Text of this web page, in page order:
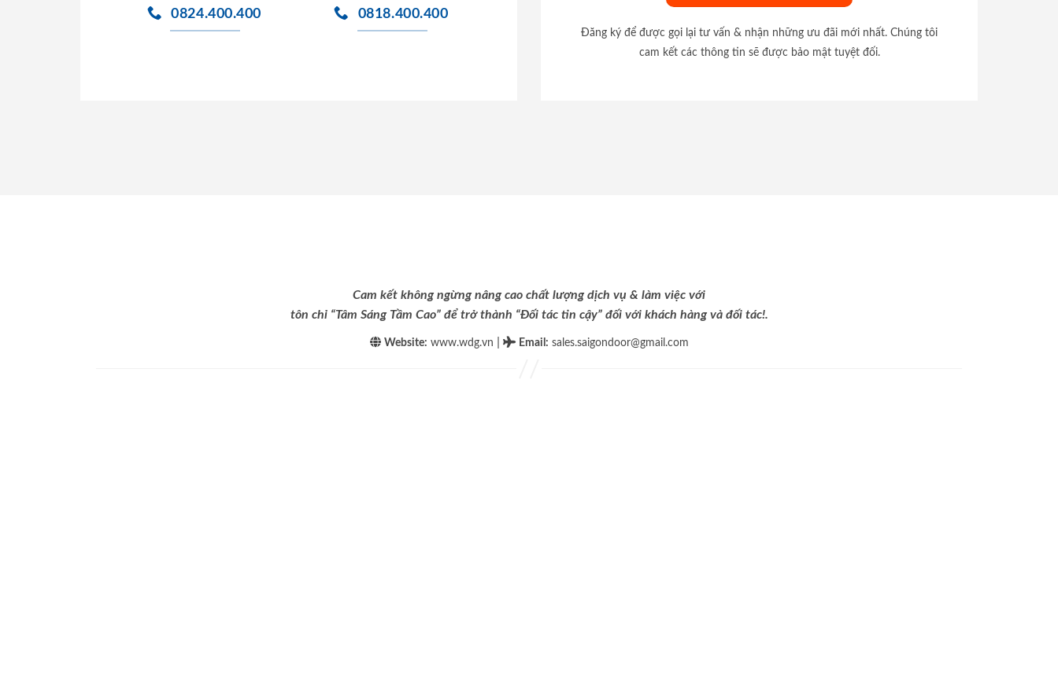
0824.400.400 0818.400.400
Đăng ký để được gọi lại tư vấn & nhận những ưu đãi mới nhất. Chúng tôi
cam kết các thông tin sẽ được bảo mật tuyệt đối.
Cam kết không ngừng nâng cao chất lượng dịch vụ & làm việc với
tôn chỉ “Tâm Sáng Tầm Cao” để trở thành “Đối tác tin cậy” đối với khách hàng và đối tác!.
Website: www.wdg.vn Email : sales.saigondoor@gmail.com